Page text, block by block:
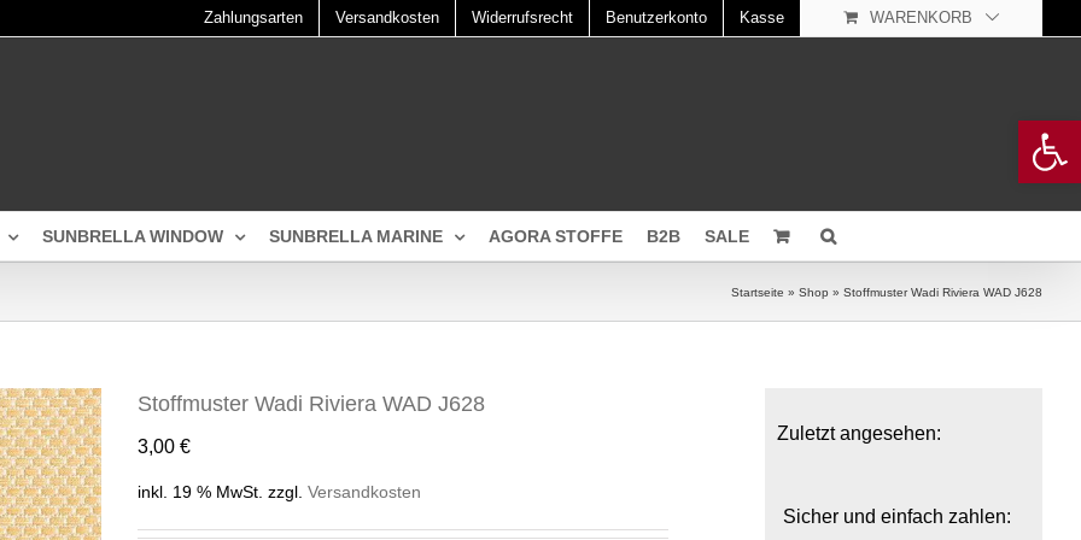
Zahlungsarten Versandkosten Widerrufsrecht Benutzerkonto Kasse WARENKORB
SUNBRELLA WINDOW SUNBRELLA MARINE AGORA STOFFE B2B SALE
Startseite » Shop » Stoffmuster Wadi Riviera WAD J628
Stoffmuster Wadi Riviera WAD J628
3,00 €
inkl. 19 % MwSt. zzgl. Versandkosten
Zuletzt angesehen:
Sicher und einfach zahlen: